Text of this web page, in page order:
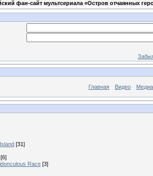
фан-сайт мультсериала «Остров отчаянных
Главная Видео Медиа
[31]
[6]
Race [3]